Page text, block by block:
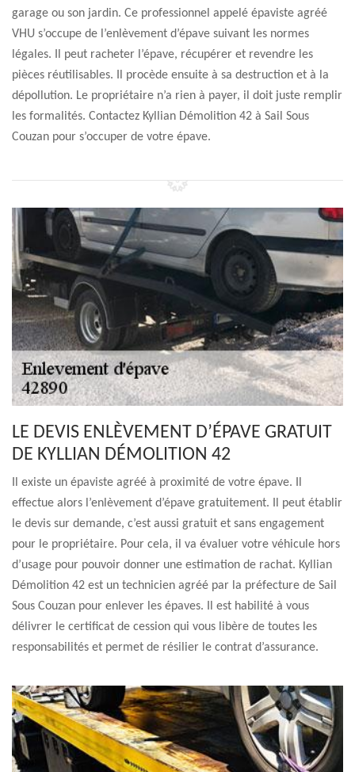
garage ou son jardin. Ce professionnel appelé épaviste agréé
VHU s’occupe de l’enlèvement d’épave suivant les normes
légales. Il peut racheter l’épave, récupérer et revendre les
pièces réutilisables. Il procède ensuite à sa destruction et à la
dépollution. Le propriétaire n’a rien à payer, il doit juste remplir
les formalités. Contactez Kyllian Démolition 42 à Sail Sous
Couzan pour s’occuper de votre épave.
LE DEVIS ENLÈVEMENT D’ÉPAVE GRATUIT
DE KYLLIAN DÉMOLITION 42
Il existe un épaviste agréé à proximité de votre épave. Il
effectue alors l’enlèvement d’épave gratuitement. Il peut établir
le devis sur demande, c’est aussi gratuit et sans engagement
pour le propriétaire. Pour cela, il va évaluer votre véhicule hors
d’usage pour pouvoir donner une estimation de rachat. Kyllian
Démolition 42 est un technicien agréé par la préfecture de Sail
Sous Couzan pour enlever les épaves. Il est habilité à vous
délivrer le certificat de cession qui vous libère de toutes les
responsabilités et permet de résilier le contrat d’assurance.